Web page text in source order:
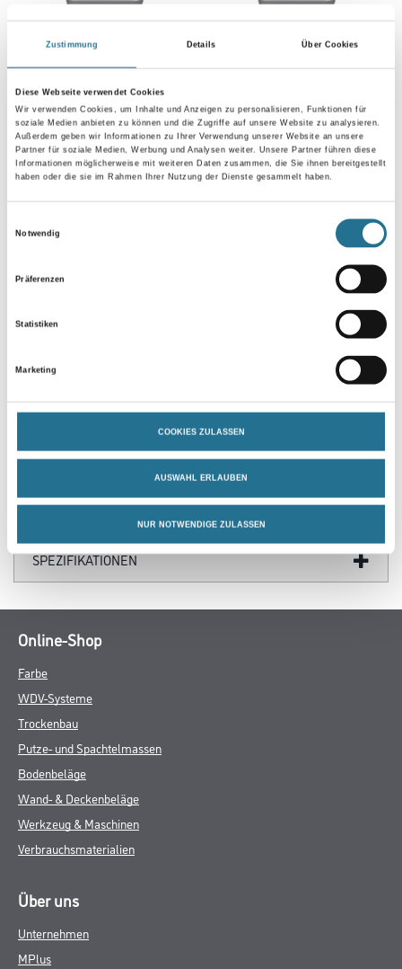
Zustimmung Details Über Cookies
Diese Webseite verwendet Cookies
Wir verwenden Cookies, um Inhalte und Anzeigen zu personalisieren, Funktionen für
soziale Medien anbieten zu können und die Zugriffe auf unsere Website zu analysieren.
Außerdem geben wir Informationen zu Ihrer Verwendung unserer Website an unsere
Partner für soziale Medien, Werbung und Analysen weiter. Unsere Partner führen diese
Informationen möglicherweise mit weiteren Daten zusammen, die Sie ihnen bereitgestellt
haben oder die sie im Rahmen Ihrer Nutzung der Dienste gesammelt haben.
Notwendig
Präferenzen
Statistiken
Marketing
COOKIES ZULASSEN
AUSWAHL ERLAUBEN
NUR NOTWENDIGE ZULASSEN
MPlus MultiVorstrich 10,0
kg EC1 Plus & Blauer
Engel NEU
8001-003349
Bitte einloggen, um Preise zu
sehen
MPlus MultiVorstrich 5,0 kg
EC1 Plus & Blauer Engel
Bitte einloggen, um Preise zu
sehen
siehe Produktspezifikation
GEFAHRENHINWEISE
SPEZIFIKATIONEN
Online-Shop
Farbe
WDV-Systeme
Trockenbau
Putze- und Spachtelmassen
Bodenbeläge
Wand- & Deckenbeläge
Werkzeug & Maschinen
Verbrauchsmaterialien
Über uns
Unternehmen
MPlus